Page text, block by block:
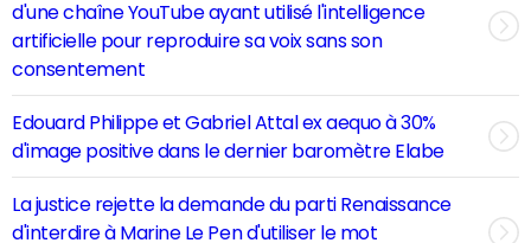
d'une chaîne YouTube ayant utilisé l'intelligence
artificielle pour reproduire sa voix sans son
consentement
Edouard Philippe et Gabriel Attal ex aequo à 30%
d'image positive dans le dernier baromètre Elabe
La justice rejette la demande du parti Renaissance
d'interdire à Marine Le Pen d'utiliser le mot